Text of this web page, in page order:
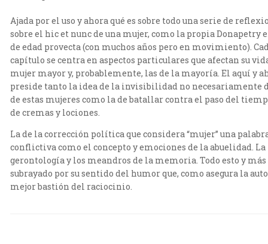
Ajada por el uso y ahora qué es sobre todo una serie de
sobre el hic et nunc de una mujer, como la propia Donapetry
de edad provecta (con muchos años pero en movimiento).
capítulo se centra en aspectos particulares que afectan su
mujer mayor y, probablemente, las de la mayoría. El aquí y
preside tanto la idea de la invisibilidad no necesariamente
de estas mujeres como la de batallar contra el paso del
de cremas y lociones.
La de la corrección política que considera “mujer” una
conflictiva como el concepto y emociones de la abuelidad. La
gerontología y los meandros de la memoria. Todo esto y más
subrayado por su sentido del humor que, como asegura la
mejor bastión del raciocinio.